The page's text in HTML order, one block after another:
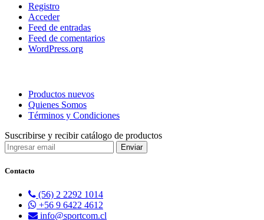
Registro
Acceder
Feed de entradas
Feed de comentarios
WordPress.org
Productos nuevos
Quienes Somos
Términos y Condiciones
Suscribirse y recibir catálogo de productos
Contacto
(56) 2 2292 1014
+56 9 6422 4612
info@sportcom.cl